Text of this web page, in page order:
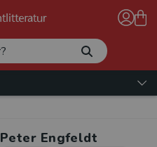
Peter Engfeldt